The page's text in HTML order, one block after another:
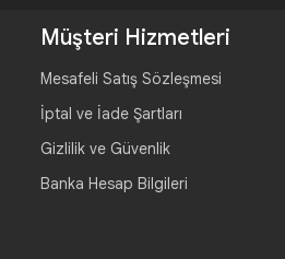
Müşteri Hizmetleri
Mesafeli Satış Sözleşmesi
İptal ve İade Şartları
Gizlilik ve Güvenlik
Banka Hesap Bilgileri